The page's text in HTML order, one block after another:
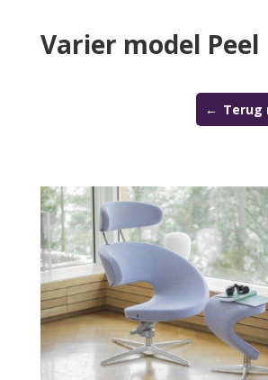
Varier model Peel
Terug